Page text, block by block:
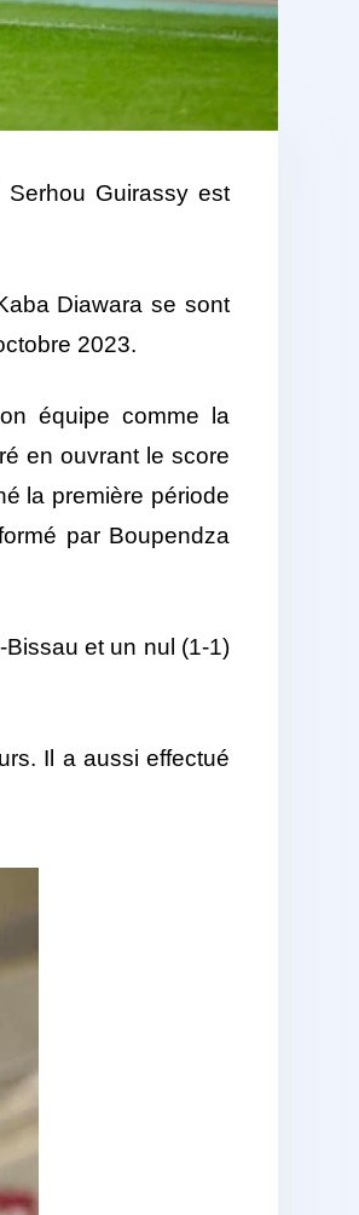
Guirassy est
Diawara se sont
2023.
équipe comme la
en ouvrant le score
la première période
par Boupendza
et un nul (1-1)
Il a aussi effectué